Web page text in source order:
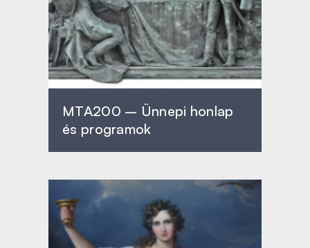
MTA200 – Ünnepi honlap
és programok